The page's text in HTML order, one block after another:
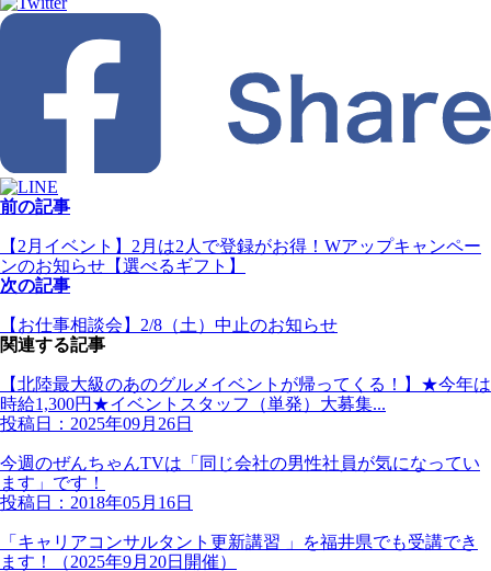
前の記事
【2月イベント】2月は2人で登録がお得！Wアップキャンペー
ンのお知らせ【選べるギフト】
次の記事
【お仕事相談会】2/8（土）中止のお知らせ
関連する記事
【北陸最大級のあのグルメイベントが帰ってくる！】★今年は
時給1,300円★イベントスタッフ（単発）大募集...
投稿日：2025年09月26日
今週のぜんちゃんTVは「同じ会社の男性社員が気になってい
ます」です！
投稿日：2018年05月16日
「キャリアコンサルタント更新講習 」を福井県でも受講でき
ます！（2025年9月20日開催）